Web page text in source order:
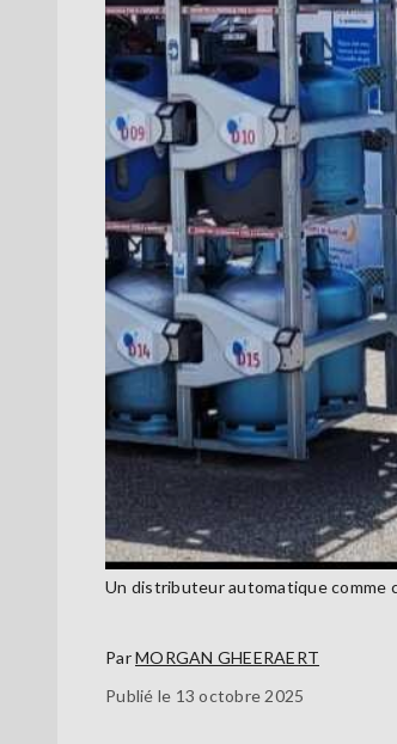
Un distributeur automatique comme
ParMORGAN GHEERAERT
Publié le 13 octobre 2025